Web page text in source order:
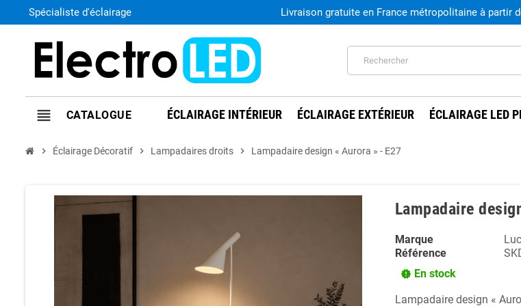
Spécialiste d'éclairage Livraison gratuite en France métropolitaine à partir
view_headline ÉCLAIRAGE INTÉRIEUR ÉCLAIRAGE EXTÉRIEUR ÉCLAIRAGE LED
chevron_right Éclairage Décoratif chevron_right Lampadaires droits chevron_right Lampadaire design « Aurora » - E27
Lampadaire
Marque
Référence
new_releases En stock
Lampadaire design «